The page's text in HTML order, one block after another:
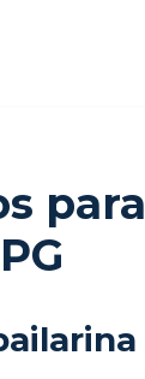
para